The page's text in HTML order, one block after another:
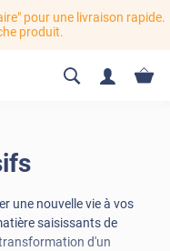
pour une livraison rapide.
produit.
une nouvelle vie à vos
saisissants de
d'un